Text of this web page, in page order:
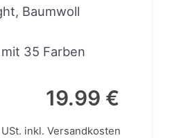
Baumwoll
35 Farben
19.99 €
inkl. Versandkosten